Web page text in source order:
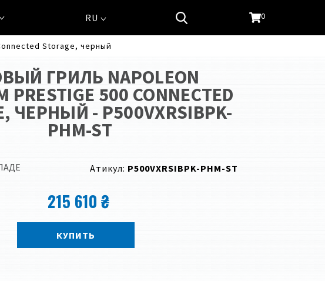
RU 0
Storage, черный
ГРИЛЬ NAPOLEON
PRESTIGE 500 CONNECTED
ЧЕРНЫЙ - P500VXRSIBPK-
PHM-ST
Атикул: P500VXRSIBPK-PHM-ST
215 610 ₴
КУПИТЬ